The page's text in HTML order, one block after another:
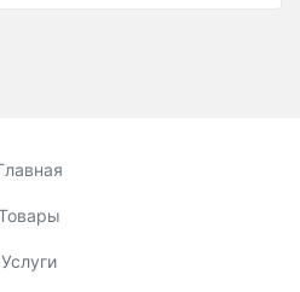
Услуги